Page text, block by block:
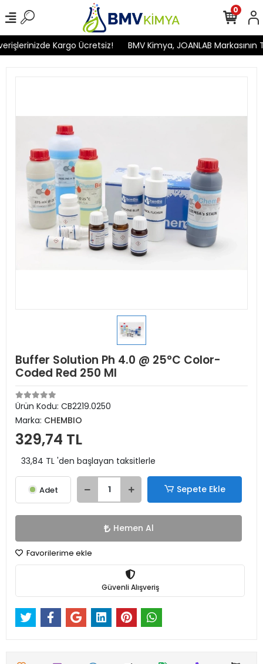
Kargo Ücretsiz! BMV Kimya, JOANLAB
0
Buffer Solution Ph 4.0 @ 25°C Color-
Coded Red 250 Ml
Ürün Kodu: CB2219.0250
Marka: CHEMBIO
329,74 TL
33,84 TL 'den başlayan taksitlerle
Adet Sepete Ekle
Hemen Al
Favorilerime ekle
Güvenli Alışveriş